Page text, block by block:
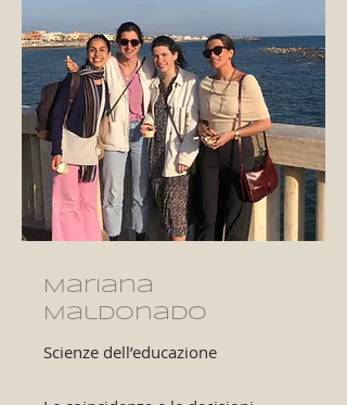
Mariana
Maldonado
Scienze dell’educazione